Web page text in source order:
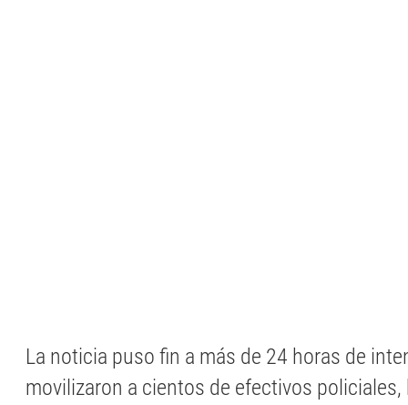
La noticia puso fin a más de 24 horas de
movilizaron a cientos de efectivos